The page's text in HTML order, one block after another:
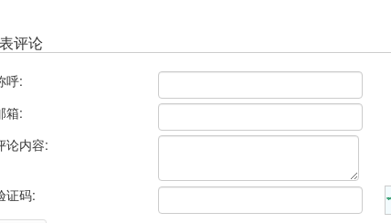
评论
呼:
箱:
论内容:
证码: